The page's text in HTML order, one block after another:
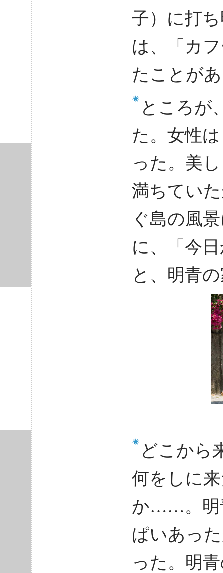
子）に打
は、「カ
たことが
ところが
た。女性
った。美
満ちてい
ぐ島の風
に、「今
と、明青
どこから
何をしに
か……。明
ぱいあっ
った。明